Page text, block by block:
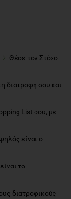
Θέσε τον Στόχο
διατροφή σου και
List σου, με
είναι ο
το
διατροφικούς